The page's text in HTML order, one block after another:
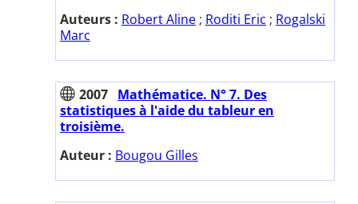
Auteurs : Robert Aline ; Roditi Eric ; Rogalski
Marc
2007 Mathématice. N° 7. Des
statistiques à l'aide du tableur en
troisième.
Auteur : Bougou Gilles